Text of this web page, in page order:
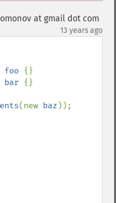
at gmail dot com
13 years ago
foo {}
bar {}
(new baz